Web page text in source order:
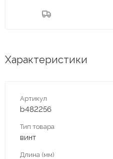
Характеристики
Артикул
b482256
Тип товара
винт
Длина (мм)